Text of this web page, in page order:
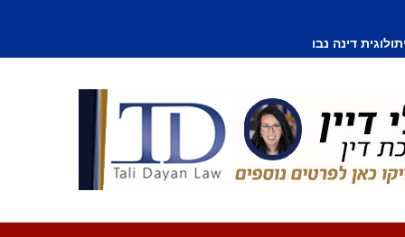
נפצע קל